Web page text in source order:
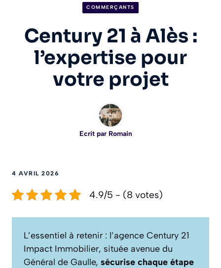
COMMERÇANTS
Century 21 à Alès :
l’expertise pour
votre projet
Ecrit par Romain
4 AVRIL 2026
4.9/5 - (8 votes)
L’essentiel à retenir : l’agence Century 21
Impact Immobilier, située avenue du
Général de Gaulle, sécurise chaque étape